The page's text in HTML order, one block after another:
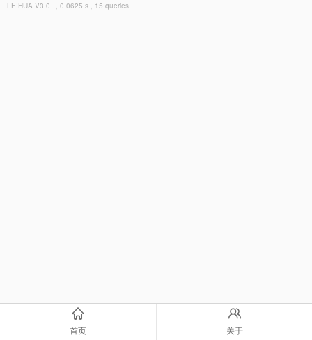
LEIHUA V3.0 , 0.0625 s , 15 queries
首页 关于